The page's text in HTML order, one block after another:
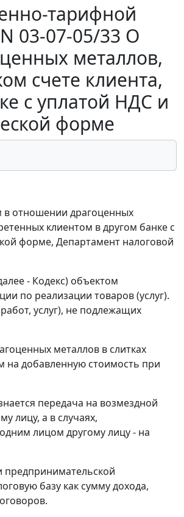
тарифной
03-07-05/33 О
металлов,
счете клиента,
с уплатой НДС и
форме
в отношении драгоценных
клиентом в другом банке с
форме, Департамент налоговой
- Кодекс) объектом
по реализации товаров (услуг).
услуг), не подлежащих
металлов в слитках
добавленную стоимость при
передача на возмездной
лицу, а в случаях,
лицом другому лицу - на
предпринимательской
базу как сумму дохода,